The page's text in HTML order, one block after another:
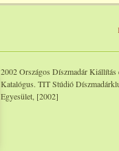
1
2002 Országos Díszmadár Kiállítás
Katalógus. TIT Stúdió
Egyesület, [2002]